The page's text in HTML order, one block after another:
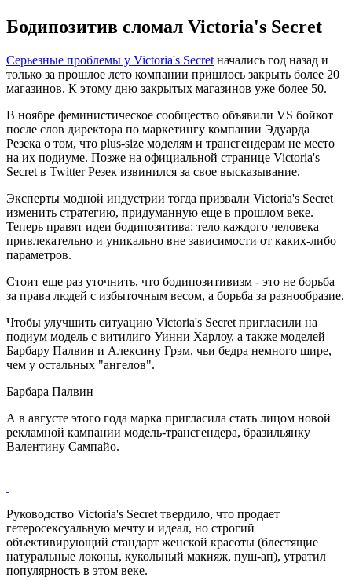
Бодипозитив сломал Victoria's Secret
Серьезные проблемы у Victoria's Secret начались год назад и
только за прошлое лето компании пришлось закрыть более 20
магазинов. К этому дню закрытых магазинов уже более 50.
В ноябре феминистическое сообщество объявили VS бойкот
после слов директора по маркетингу компании Эдуарда
Резека о том, что plus-size моделям и трансгендерам не место
на их подиуме. Позже на официальной странице Victoria's
Secret в Twitter Резек извинился за свое высказывание.
Эксперты модной индустрии тогда призвали Victoria's Secret
изменить стратегию, придуманную еще в прошлом веке.
Теперь правят идеи бодипозитива: тело каждого человека
привлекательно и уникально вне зависимости от каких-либо
параметров.
Стоит еще раз уточнить, что бодипозитивизм - это не борьба
за права людей с избыточным весом, а борьба за разнообразие.
Чтобы улучшить ситуацию Victoria's Secret пригласили на
подиум модель с витилиго Уинни Харлоу, а также моделей
Барбару Палвин и Алексину Грэм, чьи бедра немного шире,
чем у остальных "ангелов".
Барбара Палвин
А в августе этого года марка пригласила стать лицом новой
рекламной кампании модель-трансгендера, бразильянку
Валентину Сампайо.
Руководство Victoria's Secret твердило, что продает
гетеросексуальную мечту и идеал, но строгий
объективирующий стандарт женской красоты (блестящие
натуральные локоны, кукольный макияж, пуш-ап), утратил
популярность в этом веке.